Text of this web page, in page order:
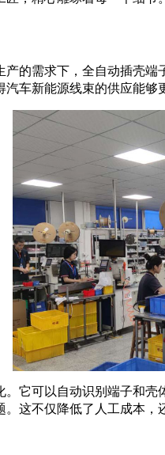
的需求下，全自动插壳
车新能源线束的供应能
它可以自动识别端子和
这不仅降低了人工成本，